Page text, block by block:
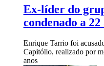
Ex-líder do
condenado a
Enrique Tarrio foi
Capitólio, realizado por
anos